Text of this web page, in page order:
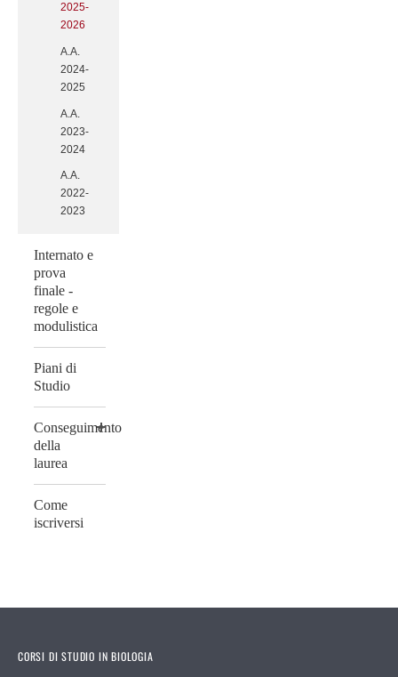
2025-
2026
A.A.
2024-
2025
A.A.
2023-
2024
A.A.
2022-
2023
Internato e
prova
finale -
regole e
modulistica
Piani di
Studio
Conseguimento
della
laurea
Come
iscriversi
CORSI DI STUDIO IN BIOLOGIA